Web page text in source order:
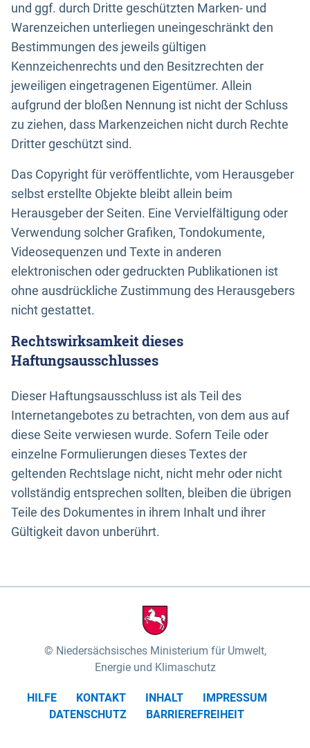
und ggf. durch Dritte geschützten Marken- und
Warenzeichen unterliegen uneingeschränkt den
Bestimmungen des jeweils gültigen
Kennzeichenrechts und den Besitzrechten der
jeweiligen eingetragenen Eigentümer. Allein
aufgrund der bloßen Nennung ist nicht der Schluss
zu ziehen, dass Markenzeichen nicht durch Rechte
Dritter geschützt sind.
Das Copyright für veröffentlichte, vom Herausgeber
selbst erstellte Objekte bleibt allein beim
Herausgeber der Seiten. Eine Vervielfältigung oder
Verwendung solcher Grafiken, Tondokumente,
Videosequenzen und Texte in anderen
elektronischen oder gedruckten Publikationen ist
ohne ausdrückliche Zustimmung des Herausgebers
nicht gestattet.
Rechtswirksamkeit dieses
Haftungsausschlusses
Dieser Haftungsausschluss ist als Teil des
Internetangebotes zu betrachten, von dem aus auf
diese Seite verwiesen wurde. Sofern Teile oder
einzelne Formulierungen dieses Textes der
geltenden Rechtslage nicht, nicht mehr oder nicht
vollständig entsprechen sollten, bleiben die übrigen
Teile des Dokumentes in ihrem Inhalt und ihrer
Gültigkeit davon unberührt.
Niedersächsisches Ministerium für Umwelt,
Energie und Klimaschutz
HILFE KONTAKT INHALT
IMPRESSUM
DATENSCHUTZ
BARRIEREFREIHEIT